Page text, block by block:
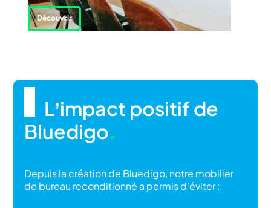
Découvrir
L’impact positif de
Bluedigo.
Depuis la création de Bluedigo, notre mobilier
de bureau reconditionné a permis d'éviter :